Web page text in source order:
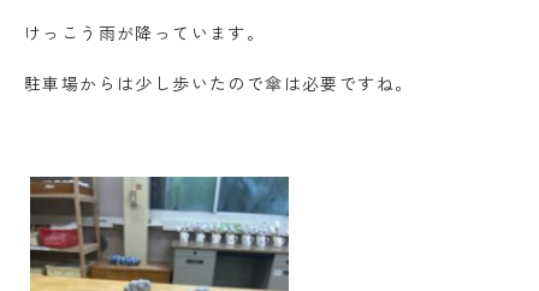
けっこう雨が降っています。
駐車場からは少し歩いたので傘は必要ですね。